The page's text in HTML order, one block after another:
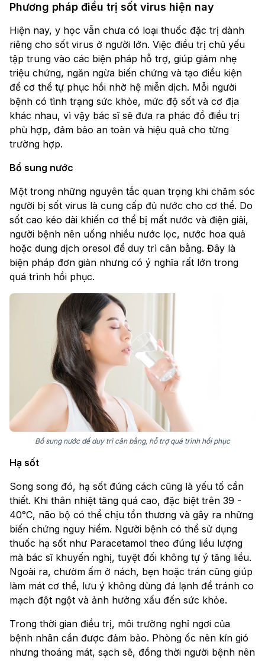
Phương pháp điều trị sốt virus hiện nay
Hiện nay, y học vẫn chưa có loại thuốc đặc trị dành
riêng cho sốt virus ở người lớn. Việc điều trị chủ yếu
tập trung vào các biện pháp hỗ trợ, giúp giảm nhẹ
triệu chứng, ngăn ngừa biến chứng và tạo điều kiện
để cơ thể tự phục hồi nhờ hệ miễn dịch. Mỗi người
bệnh có tình trạng sức khỏe, mức độ sốt và cơ địa
khác nhau, vì vậy bác sĩ sẽ đưa ra phác đồ điều trị
phù hợp, đảm bảo an toàn và hiệu quả cho từng
trường hợp.
Bổ sung nước
Một trong những nguyên tắc quan trọng khi chăm sóc
người bị sốt virus là cung cấp đủ nước cho cơ thể. Do
sốt cao kéo dài khiến cơ thể bị mất nước và điện giải,
người bệnh nên uống nhiều nước lọc, nước hoa quả
hoặc dung dịch oresol để duy trì cân bằng. Đây là
biện pháp đơn giản nhưng có ý nghĩa rất lớn trong
quá trình hồi phục.
Bổ sung nước để duy trì cân bằng, hỗ trợ quá trình hồi phục
Hạ sốt
Song song đó, hạ sốt đúng cách cũng là yếu tố cần
thiết. Khi thân nhiệt tăng quá cao, đặc biệt trên 39 -
40°C, não bộ có thể chịu tổn thương và gây ra những
biến chứng nguy hiểm. Người bệnh có thể sử dụng
thuốc hạ sốt như Paracetamol theo đúng liều lượng
mà bác sĩ khuyến nghị, tuyệt đối không tự ý tăng liều.
Ngoài ra, chườm ấm ở nách, bẹn hoặc trán cũng giúp
làm mát cơ thể, lưu ý không dùng đá lạnh để tránh co
mạch đột ngột và ảnh hưởng xấu đến sức khỏe.
Trong thời gian điều trị, môi trường nghỉ ngơi của
bệnh nhân cần được đảm bảo. Phòng ốc nên kín gió
nhưng thoáng mát, sạch sẽ, đồng thời người bệnh nên